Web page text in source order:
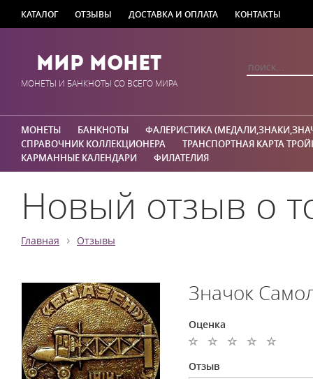
КАТАЛОГ ОТЗЫВЫ ДОСТАВКА И ОПЛАТА КОНТАКТЫ
Мир Монет
МОНЕТЫ И БАНКНОТЫ СО ВСЕГО МИРА
МОНЕТЫ БАНКНОТЫ
ФАЛЕРИСТИКА
СПРАВОЧНИК КОЛЛЕКЦИОНЕРА
ТРАНСПОРТНАЯ КАРТА
КАРМАННЫЕ КАЛЕНДАРИ
ФИЛАТЕЛИЯ
Новый отзыв о
Главная › Отзывы
Значок
Оценка
Отзыв